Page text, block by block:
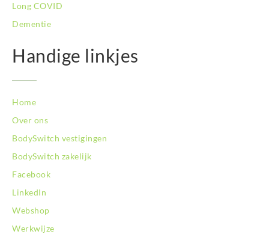
Long COVID
Dementie
Handige linkjes
Home
Over ons
BodySwitch vestigingen
BodySwitch zakelijk
Facebook
LinkedIn
Webshop
Werkwijze